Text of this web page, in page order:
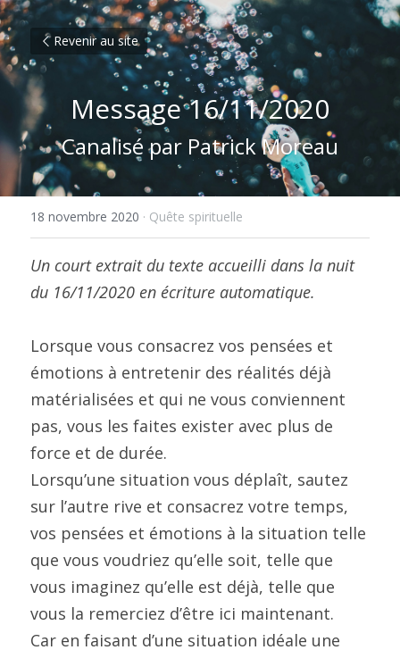
Revenir au site
Message 16/11/2020
Canalisé par Patrick Moreau
18 novembre 2020 · Quête spirituelle
Un court extrait du texte accueilli dans la nuit
du 16/11/2020 en écriture automatique.
Lorsque vous consacrez vos pensées et
émotions à entretenir des réalités déjà
matérialisées et qui ne vous conviennent
pas, vous les faites exister avec plus de
force et de durée.
Lorsqu’une situation vous déplaît, sautez
sur l’autre rive et consacrez votre temps,
vos pensées et émotions à la situation telle
que vous voudriez qu’elle soit, telle que
vous imaginez qu’elle est déjà, telle que
vous la remerciez d’être ici maintenant.
Car en faisant d’une situation idéale une